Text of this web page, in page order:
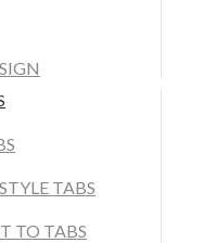
TABS
TO TABS